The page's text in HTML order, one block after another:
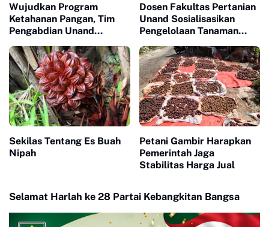
Wujudkan Program
Ketahanan Pangan, Tim
Pengabdian Unand
Budidaya Sorgum
Dosen Fakultas Pertanian
Unand Sosialisasikan
Pengelolaan Tanaman
Sekilas Tentang Es Buah
Nipah
Petani Gambir Harapkan
Pemerintah Jaga
Stabilitas Harga Jual
Selamat Harlah ke 28 Partai Kebangkitan Bangsa